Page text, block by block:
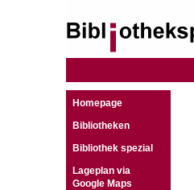
Homepage
Bibliotheken
Bibliothek spezial
Lageplan via
Google Maps